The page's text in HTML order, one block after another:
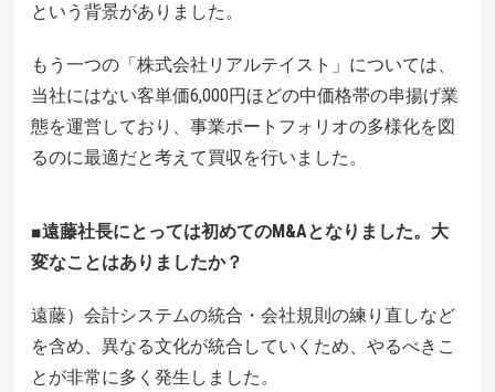
という背景がありました。
もう一つの「株式会社リアルテイスト」については、
当社にはない客単価6,000円ほどの中価格帯の串揚げ業
態を運営しており、事業ポートフォリオの多様化を図
るのに最適だと考えて買収を行いました。
■遠藤社長にとっては初めてのM&Aとなりました。大
変なことはありましたか？
遠藤）会計システムの統合・会社規則の練り直しなど
を含め、異なる文化が統合していくため、やるべきこ
とが非常に多く発生しました。